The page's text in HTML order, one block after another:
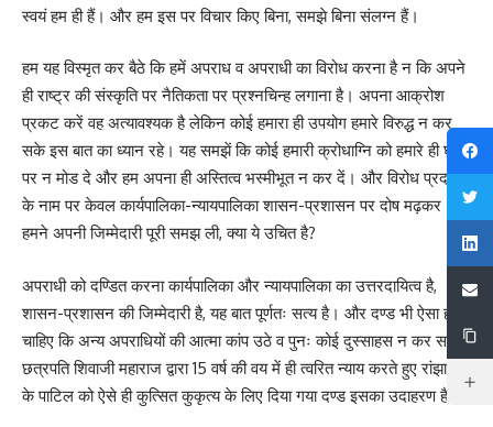
स्वयं हम ही हैं। और हम इस पर विचार किए बिना, समझे बिना संलग्न हैं।
हम यह विस्मृत कर बैठे कि हमें अपराध व अपराधी का विरोध करना है न कि अपने
ही राष्ट्र की संस्कृति पर नैतिकता पर प्रश्नचिन्ह लगाना है। अपना आक्रोश
प्रकट करें वह अत्यावश्यक है लेकिन कोई हमारा ही उपयोग हमारे विरुद्ध न कर
सके इस बात का ध्यान रहे। यह समझें कि कोई हमारी क्रोधाग्नि को हमारे ही घर
पर न मोड दे और हम अपना ही अस्तित्व भस्मीभूत न कर दें। और विरोध प्रदर्शन
के नाम पर केवल कार्यपालिका-न्यायपालिका शासन-प्रशासन पर दोष मढ़कर
हमने अपनी जिम्मेदारी पूरी समझ ली, क्या ये उचित है?
अपराधी को दण्डित करना कार्यपालिका और न्यायपालिका का उत्तरदायित्व है,
शासन-प्रशासन की जिम्मेदारी है, यह बात पूर्णतः सत्य है। और दण्ड भी ऐसा होना
चाहिए कि अन्य अपराधियों की आत्मा कांप उठे व पुनः कोई दुस्साहस न कर सके।
छत्रपति शिवाजी महाराज द्वारा 15 वर्ष की वय में ही त्वरित न्याय करते हुए रांझा गांव
के पाटिल को ऐसे ही कुत्सित कुकृत्य के लिए दिया गया दण्ड इसका उदाहरण है।